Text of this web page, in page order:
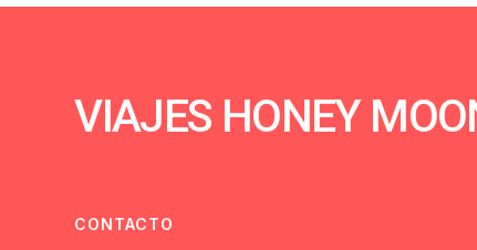
VIAJES HONEY
CONTACTO